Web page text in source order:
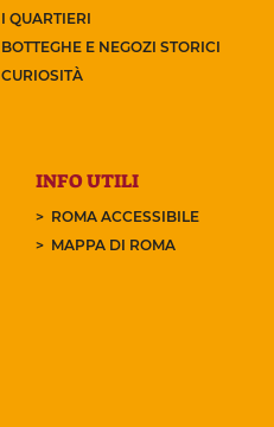
I QUARTIERI
BOTTEGHE E NEGOZI STORICI
CURIOSITÀ
INFO UTILI
ROMA ACCESSIBILE
MAPPA DI ROMA